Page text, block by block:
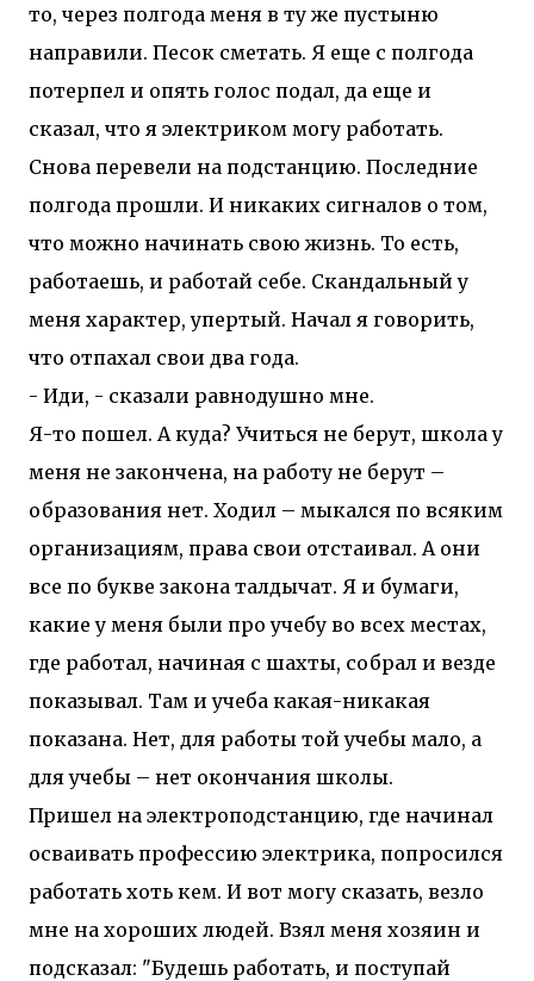
то, через полгода меня в ту же пустыню
направили. Песок сметать. Я еще с полгода
потерпел и опять голос подал, да еще и
сказал, что я электриком могу работать.
Снова перевели на подстанцию. Последние
полгода прошли. И никаких сигналов о том,
что можно начинать свою жизнь. То есть,
работаешь, и работай себе. Скандальный у
меня характер, упертый. Начал я говорить,
что отпахал свои два года.
- Иди, - сказали равнодушно мне.
Я-то пошел. А куда? Учиться не берут, школа у
меня не закончена, на работу не берут –
образования нет. Ходил – мыкался по всяким
организациям, права свои отстаивал. А они
все по букве закона талдычат. Я и бумаги,
какие у меня были про учебу во всех местах,
где работал, начиная с шахты, собрал и везде
показывал. Там и учеба какая-никакая
показана. Нет, для работы той учебы мало, а
для учебы – нет окончания школы.
Пришел на электроподстанцию, где начинал
осваивать профессию электрика, попросился
работать хоть кем. И вот могу сказать, везло
мне на хороших людей. Взял меня хозяин и
подсказал: "Будешь работать, и поступай